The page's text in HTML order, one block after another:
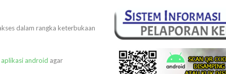
dalam rangka keterbukaan
aplikasi android agar